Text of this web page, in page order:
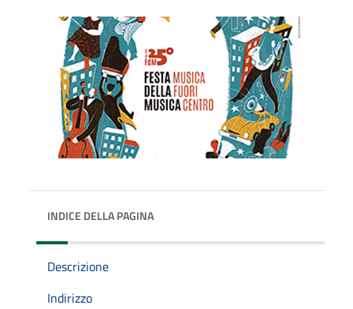
INDICE DELLA PAGINA
Descrizione
Indirizzo